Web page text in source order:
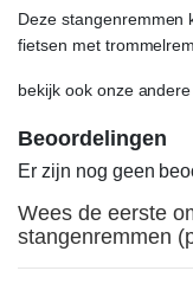
Deze stangenremmen
fietsen met
bekijk ook onze
Beoordelingen
Er zijn nog geen
Wees de eerste
stangenremmen